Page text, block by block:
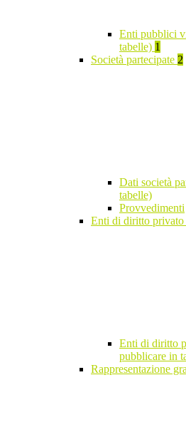
Enti pubblici
tabelle) 1
Società partecipate 2
Dati società
tabelle)
Provvedimenti
Enti di diritto privato
Enti di diritto
pubblicare in
Rappresentazione